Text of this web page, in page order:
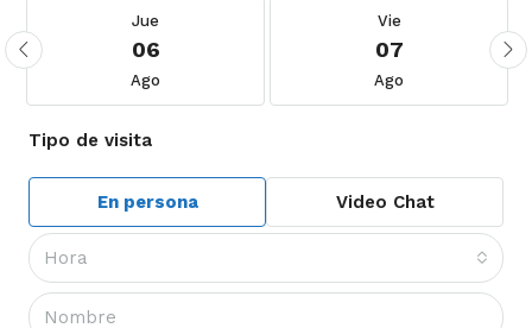
Jue
06
Ago
Vie
07
Ago
Tipo de visita
En persona Video Chat
Hora